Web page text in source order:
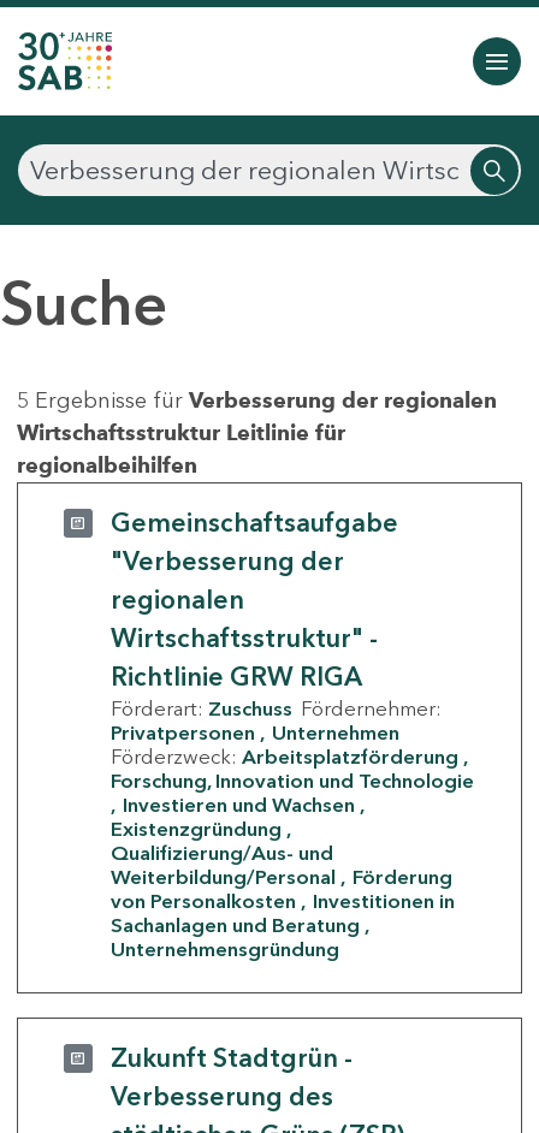
Suche
5 Ergebnisse für Verbesserung der regionalen
Wirtschaftsstruktur Leitlinie für
regionalbeihilfen
Gemeinschaftsaufgabe
"Verbesserung der
regionalen
Wirtschaftsstruktur" -
Richtlinie GRW RIGA
Förderart: Zuschuss Fördernehmer:
Privatpersonen
Unternehmen
Förderzweck: Arbeitsplatzförderung
Forschung, Innovation und Technologie
Investieren und Wachsen
Existenzgründung
Qualifizierung/Aus- und
Weiterbildung/Personal
Förderung
von Personalkosten
Investitionen in
Sachanlagen und Beratung
Unternehmensgründung
Zukunft Stadtgrün -
Verbesserung des